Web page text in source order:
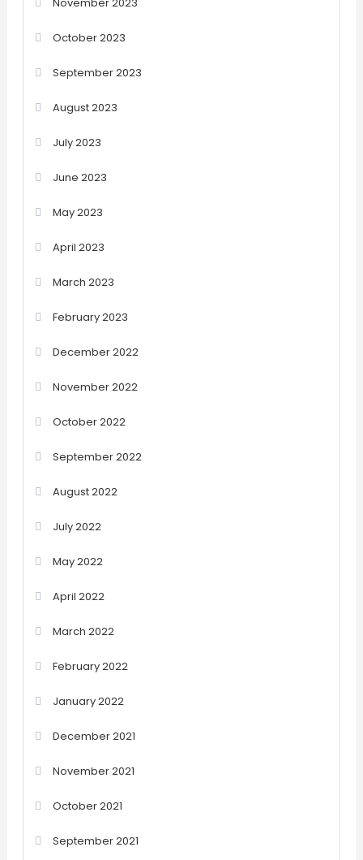
October 2023
September 2023
August 2023
July 2023
June 2023
May 2023
April 2023
March 2023
February 2023
December 2022
November 2022
October 2022
September 2022
August 2022
July 2022
May 2022
April 2022
March 2022
February 2022
January 2022
December 2021
November 2021
October 2021
September 2021